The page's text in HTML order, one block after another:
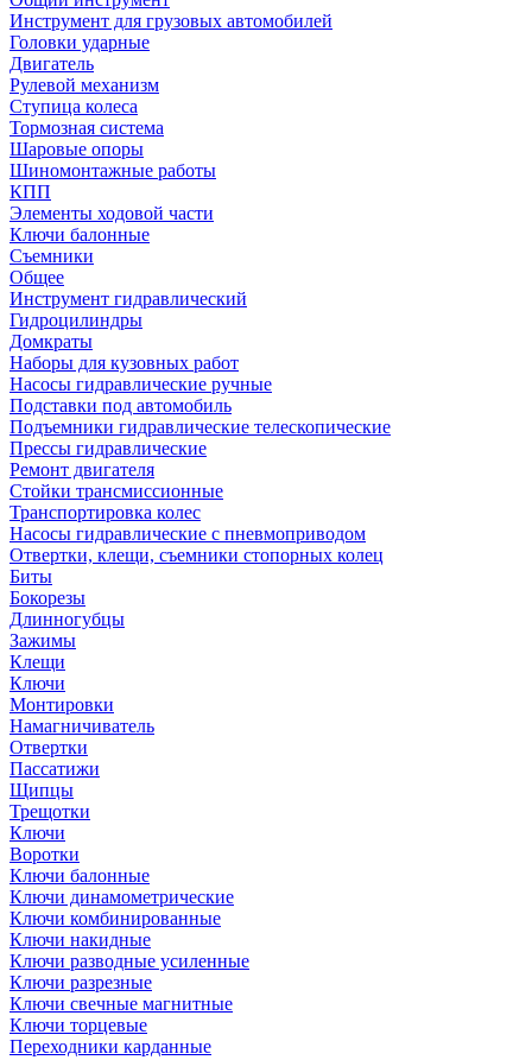
Инструмент для грузовых автомобилей
Головки ударные
Двигатель
Рулевой механизм
Ступица колеса
Тормозная система
Шаровые опоры
Шиномонтажные работы
КПП
Элементы ходовой части
Ключи балонные
Съемники
Общее
Инструмент гидравлический
Гидроцилиндры
Домкраты
Наборы для кузовных работ
Насосы гидравлические ручные
Подставки под автомобиль
Подъемники гидравлические телескопические
Прессы гидравлические
Ремонт двигателя
Стойки трансмиссионные
Транспортировка колес
Насосы гидравлические с пневмоприводом
Отвертки, клещи, съемники стопорных колец
Биты
Бокорезы
Длинногубцы
Зажимы
Клещи
Ключи
Монтировки
Намагничиватель
Отвертки
Пассатижи
Щипцы
Трещотки
Ключи
Воротки
Ключи балонные
Ключи динамометрические
Ключи комбинированные
Ключи накидные
Ключи разводные усиленные
Ключи разрезные
Ключи свечные магнитные
Ключи торцевые
Переходники карданные